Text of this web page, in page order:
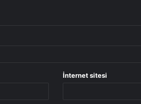
İnternet sitesi